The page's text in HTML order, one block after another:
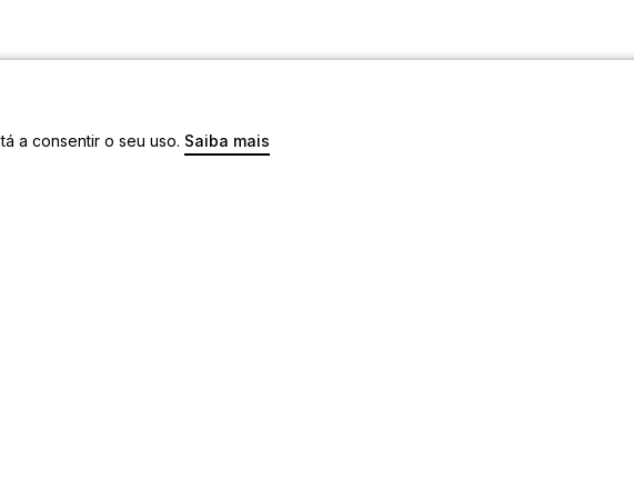
a consentir o seu uso. Saiba mais